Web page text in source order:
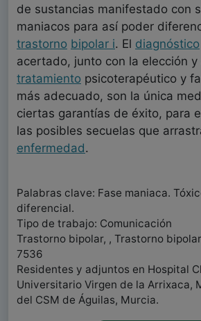
de sustancias manifestado con
maniacos para así poder
trastorno bipolar i. El diagnóstico
acertado, junto con la elección y
tratamiento psicoterapéutico y
más adecuado, son la única
ciertas garantías de éxito, para
las posibles secuelas que
enfermedad.
Palabras clave: Fase maniaca.
diferencial.
Tipo de trabajo: Comunicación
Trastorno bipolar, , Trastorno bipolar
7536
Residentes y adjuntos en Hospital
Universitario Virgen de la Arrixaca,
del CSM de Águilas, Murcia.